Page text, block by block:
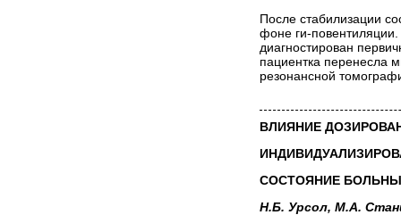
После стабилизации
фоне ги-
диагностирован
пациентка перенесла
резонансной
ВЛИЯНИЕ
СОСТОЯНИЕ
Н.Б. Урсол, М.А.